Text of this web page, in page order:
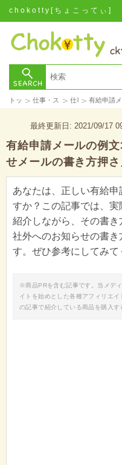
chokotty[ちょこってぃ]
トップ> 仕事・スキル
> 仕事> 有給申請
最終更新日: 2021/09/17
有給申請メールの例
せメールの書き方押さ
あなたは、正しい有給
すか？この記事では、
紹介しながら、その書き
社外へのお知らせの書き
す。ぜひ参考にしてみて
※商品PRを含む記事です。当メデ
イトを始めとした各種アフィリエ
の記事で紹介している商品を購入す